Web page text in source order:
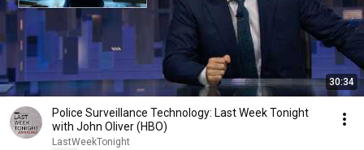
30:34
Police Surveillance Technology: Last Week Tonight
with John Oliver (HBO)
LastWeekTonight